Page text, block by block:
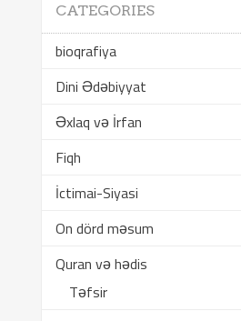
CATEGORIES
bioqrafiya
Dini Ədəbiyyat
Əxlaq və İrfan
Fiqh
İctimai-Siyasi
On dörd məsum
Quran və hədis
Təfsir